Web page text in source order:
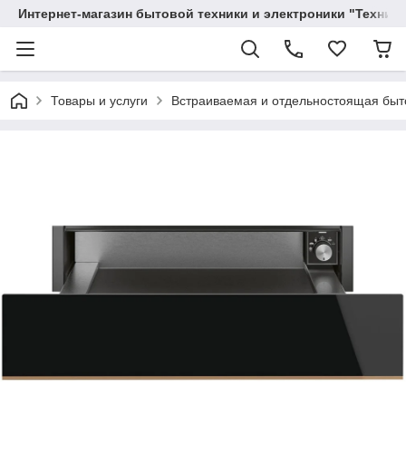
Интернет-магазин бытовой техники и электроники
Товары и услуги Вcтраиваемая и отдельностоящая